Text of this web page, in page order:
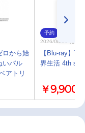
ロから始
いパル
アトリ
予約
2026/08/26 発売
【Blu-ray】
界生活 4th
￥9,900